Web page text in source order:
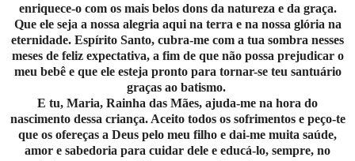
enriquece-o com os mais belos dons da natureza e da graça.
Que ele seja a nossa alegria aqui na terra e na nossa glória na
eternidade. Espírito Santo, cubra-me com a tua sombra nesses
meses de feliz expectativa, a fim de que não possa prejudicar o
meu bebê e que ele esteja pronto para tornar-se teu santuário
graças ao batismo.
E tu, Maria, Rainha das Mães, ajuda-me na hora do
nascimento dessa criança. Aceito todos os sofrimentos e peço-te
que os ofereças a Deus pelo meu filho e dai-me muita saúde,
amor e sabedoria para cuidar dele e educá-lo, sempre, no